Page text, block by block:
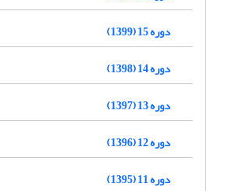
دوره 15 (1399)
دوره 14 (1398)
دوره 13 (1397)
دوره 12 (1396)
دوره 11 (1395)